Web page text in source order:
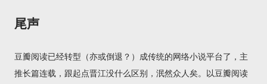
尾声
豆瓣阅读已经转型（亦或倒退？）成传统的网络小说平台了，主
推长篇连载，跟起点晋江没什么区别，泯然众人矣。以豆瓣阅读